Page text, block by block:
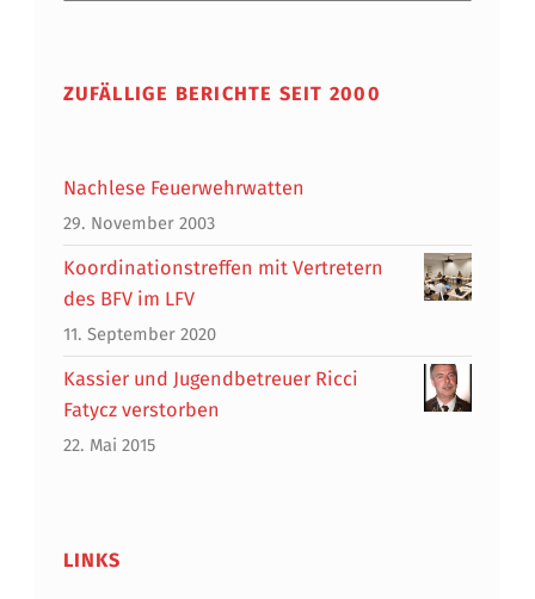
ZUFÄLLIGE BERICHTE SEIT 2000
Nachlese Feuerwehrwatten
29. November 2003
Koordinationstreffen mit Vertretern
des BFV im LFV
11. September 2020
Kassier und Jugendbetreuer Ricci
Fatycz verstorben
22. Mai 2015
LINKS